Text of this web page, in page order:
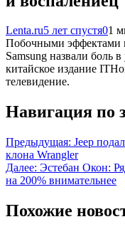
Lenta.ru5 лет спустя01
Побочными эффектами
Samsung назвали боль
китайское издание
телевидение.
Навигация по
Предыдущая: Jeep
клона Wrangler
Далее: Эстебан Окон:
на 200% внимательнее
Похожие